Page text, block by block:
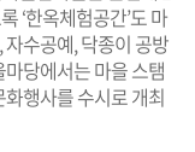
‘한옥체험공간’도 마
수공예, 닥종이 공방
당에서는 마을 스탬
행사를 수시로 개최